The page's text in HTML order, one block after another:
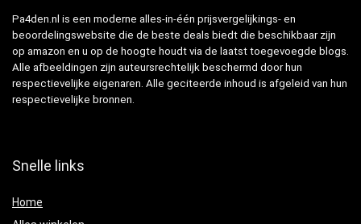
Pa4den.nl is een moderne alles-in-één prijsvergelijkings- en
beoordelingswebsite die de beste deals biedt die beschikbaar zijn
op amazon en u op de hoogte houdt via de laatst toegevoegde blogs.
Alle afbeeldingen zijn auteursrechtelijk beschermd door hun
respectievelijke eigenaren. Alle geciteerde inhoud is afgeleid van hun
respectievelijke bronnen.
Snelle links
Home